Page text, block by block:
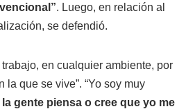
. Luego, en relación al
se defendió.
en cualquier ambiente, por
la que se vive”. “Yo soy muy
la gente piensa o cree que yo me